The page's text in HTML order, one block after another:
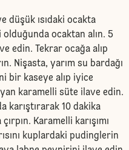
düşük ısıdaki ocakta
ocaktan alın. 5
edin. Tekrar ocağa alıp
Nişasta, yarım su bardağı
bir kaseye alıp iyice
karamelli süte ilave edin.
karıştırarak 10 dakika
Karamelli karışımı
kuplardaki pudinglerin